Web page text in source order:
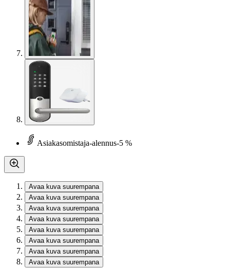
Asiakasomistaja-alennus-5 %
Avaa kuva suurempana
Avaa kuva suurempana
Avaa kuva suurempana
Avaa kuva suurempana
Avaa kuva suurempana
Avaa kuva suurempana
Avaa kuva suurempana
Avaa kuva suurempana